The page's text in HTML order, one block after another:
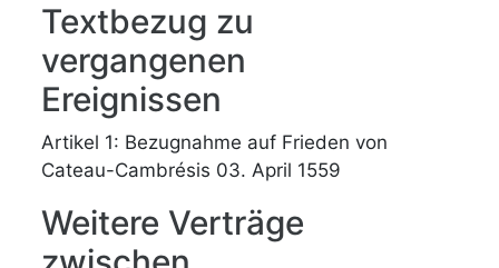
Textbezug zu
vergangenen
Ereignissen
Artikel 1: Bezugnahme auf Frieden von
Cateau-Cambrésis 03. April 1559
Weitere Verträge